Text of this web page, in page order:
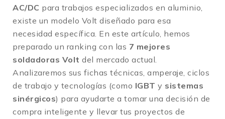
AC/DC para trabajos especializados en aluminio,
existe un modelo Volt diseñado para esa
necesidad específica. En este artículo, hemos
preparado un ranking con las 7 mejores
soldadoras Volt del mercado actual.
Analizaremos sus fichas técnicas, amperaje, ciclos
de trabajo y tecnologías (como IGBT y sistemas
sinérgicos) para ayudarte a tomar una decisión de
compra inteligente y llevar tus proyectos de